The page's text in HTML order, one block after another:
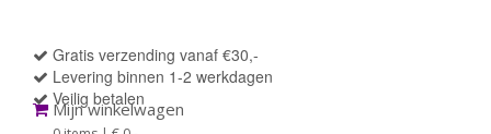
Gratis verzending vanaf €30,-
Levering binnen 1-2 werkdagen
Veilig betalen
Mijn winkelwagen